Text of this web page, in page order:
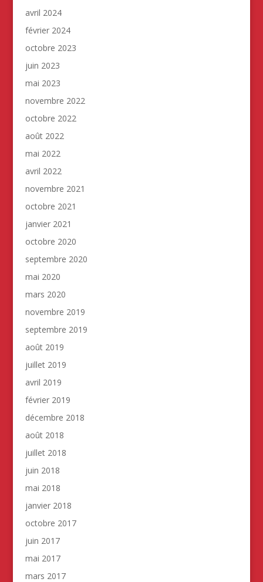
avril 2024
février 2024
octobre 2023
juin 2023
mai 2023
novembre 2022
octobre 2022
août 2022
mai 2022
avril 2022
novembre 2021
octobre 2021
janvier 2021
octobre 2020
septembre 2020
mai 2020
mars 2020
novembre 2019
septembre 2019
août 2019
juillet 2019
avril 2019
février 2019
décembre 2018
août 2018
juillet 2018
juin 2018
mai 2018
janvier 2018
octobre 2017
juin 2017
mai 2017
mars 2017